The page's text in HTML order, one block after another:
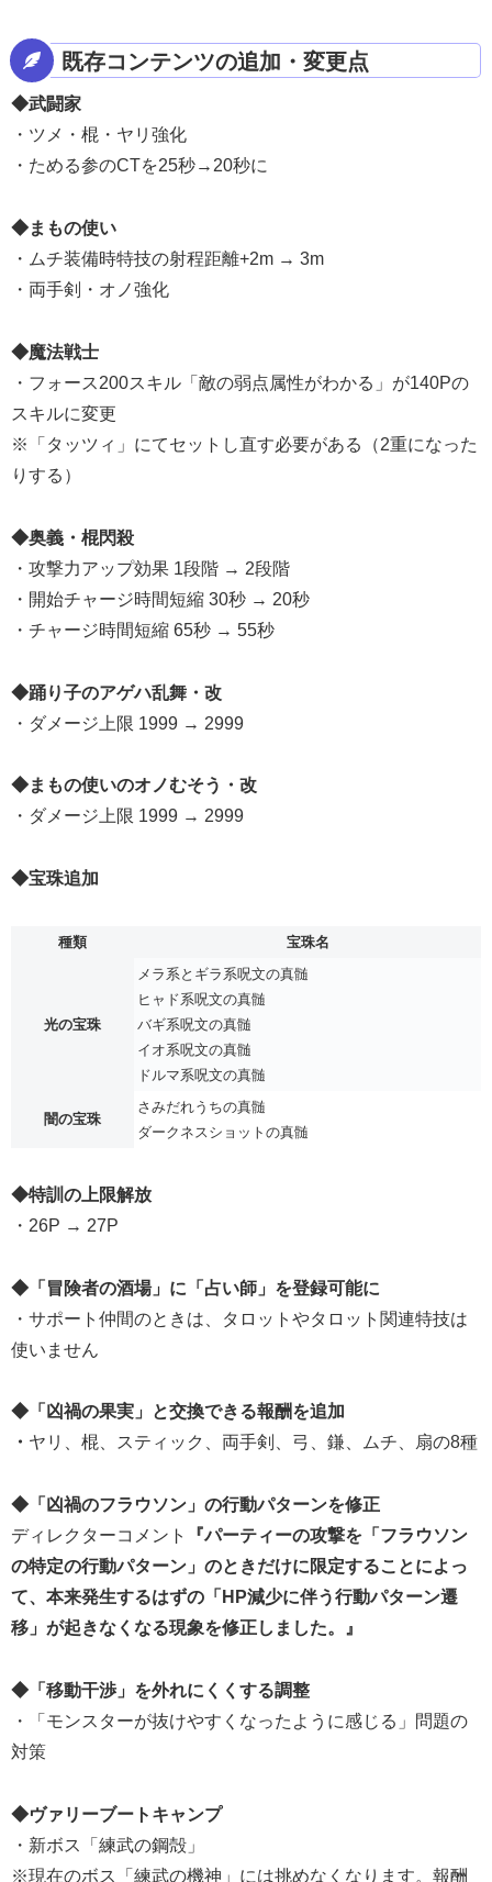
既存コンテンツの追加・変更点
◆武闘家
・ツメ・棍・ヤリ強化
・ためる参のCTを25秒→20秒に
◆まもの使い
・ムチ装備時特技の射程距離+2m → 3m
・両手剣・オノ強化
◆魔法戦士
・フォース200スキル「敵の弱点属性がわかる」が140Pの
スキルに変更
※「タッツィ」にてセットし直す必要がある（2重になった
りする）
◆奥義・棍閃殺
・攻撃力アップ効果 1段階 → 2段階
・開始チャージ時間短縮 30秒 → 20秒
・チャージ時間短縮 65秒 → 55秒
◆踊り子のアゲハ乱舞・改
・ダメージ上限 1999 → 2999
◆まもの使いのオノむそう・改
・ダメージ上限 1999 → 2999
◆宝珠追加
種類 宝珠名
光の宝珠
メラ系とギラ系呪文の真髄
ヒャド系呪文の真髄
バギ系呪文の真髄
イオ系呪文の真髄
ドルマ系呪文の真髄
闇の宝珠
さみだれうちの真髄
ダークネスショットの真髄
◆特訓の上限解放
・26P → 27P
◆「冒険者の酒場」に「占い師」を登録可能に
・サポート仲間のときは、タロットやタロット関連特技は
使いません
◆「凶禍の果実」と交換できる報酬を追加
・ ヤリ、棍、スティック、両手剣、弓、鎌、ムチ、扇の8種
◆「凶禍のフラウソン」の行動パターンを修正
ディレクターコメント
『パーティーの攻撃を「フラウソン
の特定の行動パターン」のときだけに限定することによっ
て、本来発生するはずの「HP減少に伴う行動パターン遷
移」が起きなくなる現象を修正しました。』
◆「移動干渉」を外れにくくする調整
・「モンスターが抜けやすくなったように感じる」問題の
対策
◆ヴァリーブートキャンプ
・新ボス「練武の鋼殻」
※現在のボス「練武の機神」には挑めなくなります。報酬